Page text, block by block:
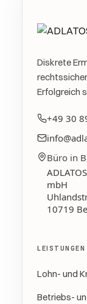
Diskrete
Erfolgreich
+49 30
Büro in
mbH
10719
LEISTUNGEN
Lohn- und
Betriebs-